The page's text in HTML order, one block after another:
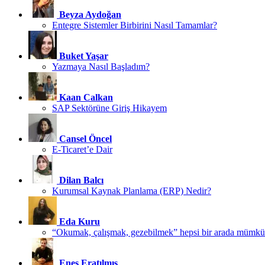
Beyza Aydoğan
Entegre Sistemler Birbirini Nasıl Tamamlar?
Buket Yaşar
Yazmaya Nasıl Başladım?
Kaan Calkan
SAP Sektörüne Giriş Hikayem
Cansel Öncel
E-Ticaret’e Dair
Dilan Balcı
Kurumsal Kaynak Planlama (ERP) Nedir?
Eda Kuru
“Okumak, çalışmak, gezebilmek” hepsi bir arada